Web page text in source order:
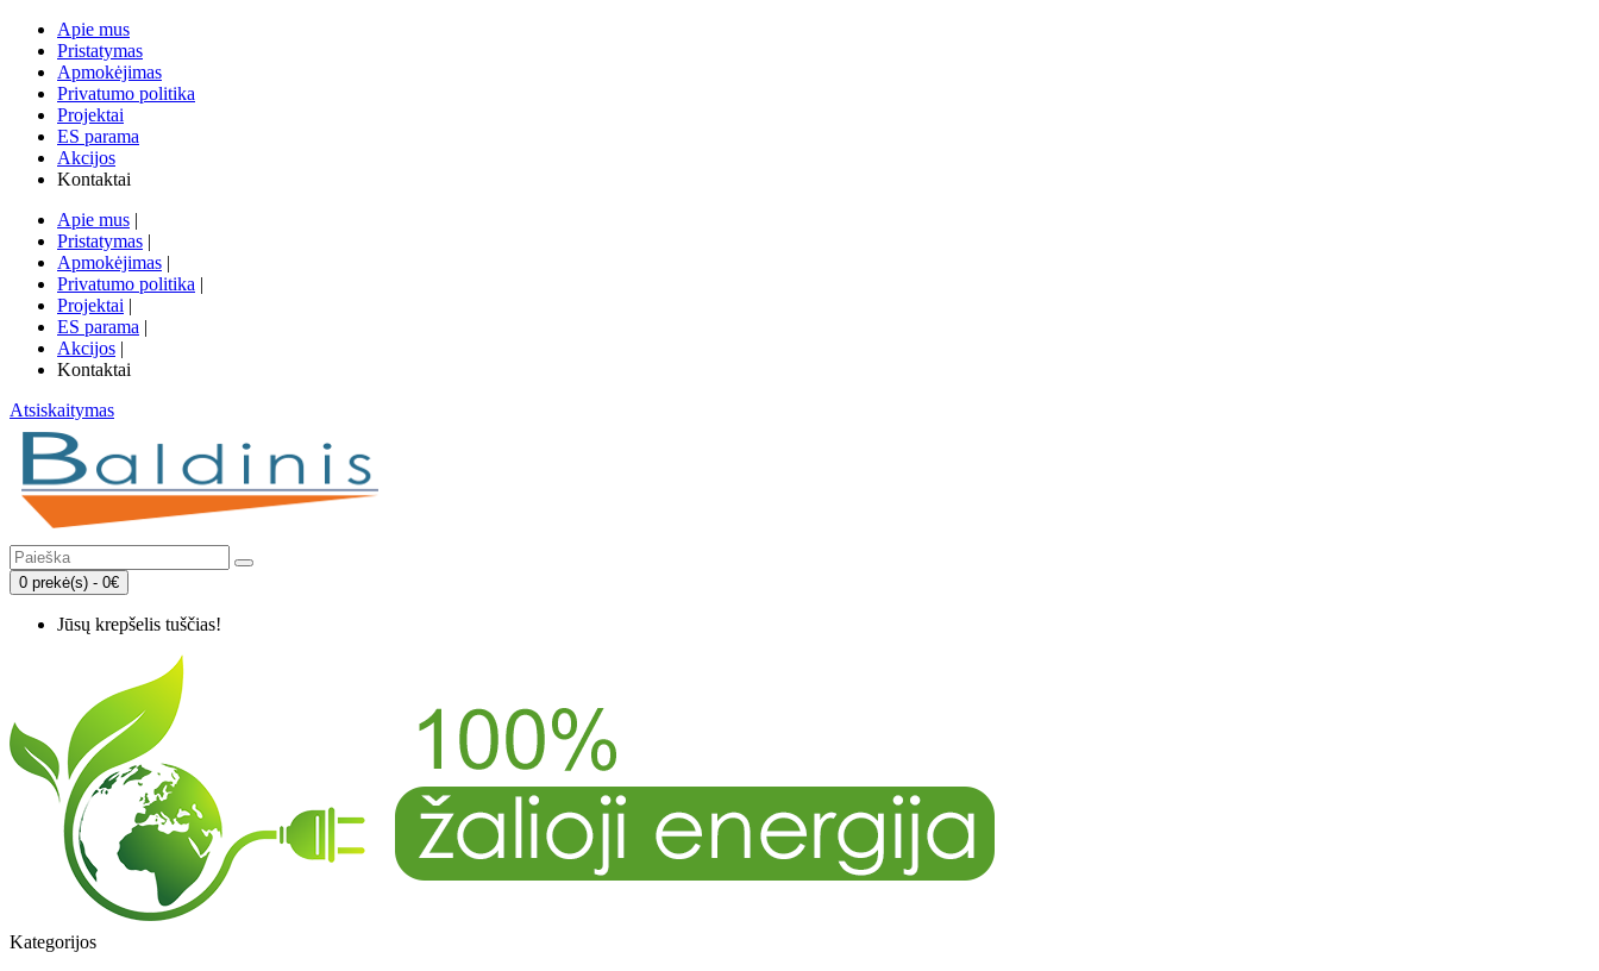
Apie mus
Pristatymas
Apmokėjimas
Privatumo politika
Projektai
ES parama
Akcijos
Kontaktai
Apie mus |
Pristatymas |
Apmokėjimas |
Privatumo politika |
Projektai |
ES parama |
Akcijos |
Kontaktai
Atsiskaitymas
0 prekė(s) - 0€
Jūsų krepšelis tuščias!
Kategorijos